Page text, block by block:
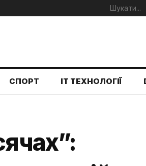
СПОРТ IT ТЕХНОЛОГІЇ